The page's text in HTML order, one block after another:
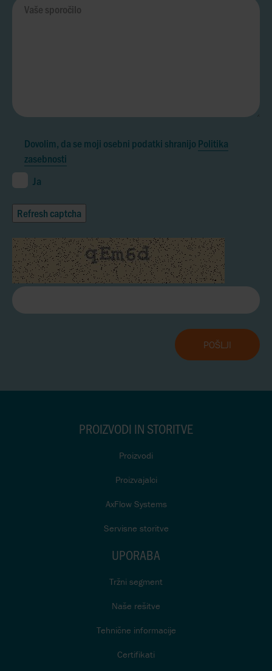
Dovolim, da se moji osebni podatki shranijo Politika
zasebnosti
Ja
Refresh captcha
PROIZVODI IN STORITVE
Proizvodi
Proizvajalci
AxFlow Systems
Servisne storitve
UPORABA
Tržni segment
Naše rešitve
Tehnične informacije
Certifikati